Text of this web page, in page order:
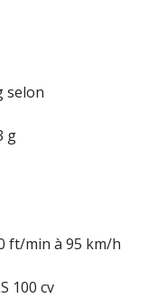
selon
g
ft/min à 95 km/h
100 cv